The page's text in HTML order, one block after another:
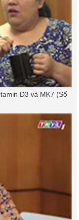
D3 và MK7 (Số